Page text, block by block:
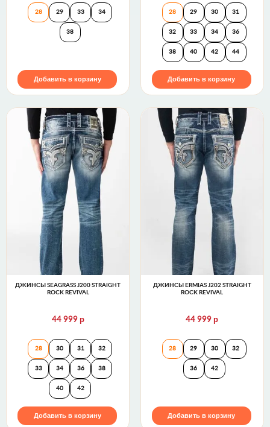
28 29 33 34
38
Добавить в корзину
28 29 30 31
32 33 34 36
38 40 42 44
Добавить в корзину
ДЖИНСЫ SEAGRASS J200 STRAIGHT
ROCK REVIVAL
44 999 р
Джинсы SEAGRASS J200 STRAIGHT Rock Revival
28 30 31 32
33 34 36 38
40 42
Добавить в корзину
ДЖИНСЫ ERMIAS J202 STRAIGHT
ROCK REVIVAL
44 999р
Джинсы ERMIAS
28 29 30 32
36 42
Добавить в корзину